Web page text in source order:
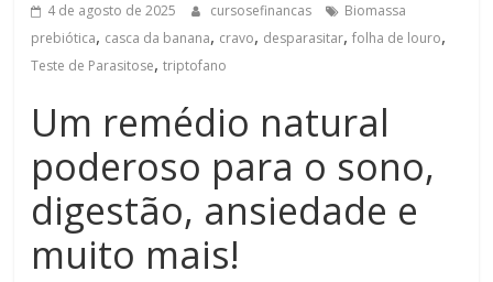
4 de agosto de 2025 cursosefinancas
Biomassa
prebiótica, casca da banana, cravo, desparasitar,folha de louro,
Teste de Parasitose,triptofano
Um remédio natural
poderoso para o sono,
digestão, ansiedade e
muito mais!